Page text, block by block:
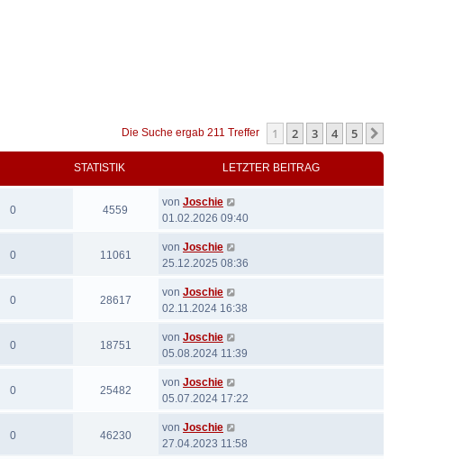
Die Suche ergab 211 Treffer 1 2 3 4 5
STATISTIK LETZTER BEITRAG
0 4559
von Joschie
01.02.2026 09:40
0 11061
von Joschie
25.12.2025 08:36
0 28617
von Joschie
02.11.2024 16:38
0 18751
von Joschie
05.08.2024 11:39
0 25482
von Joschie
05.07.2024 17:22
0 46230
von Joschie
27.04.2023 11:58